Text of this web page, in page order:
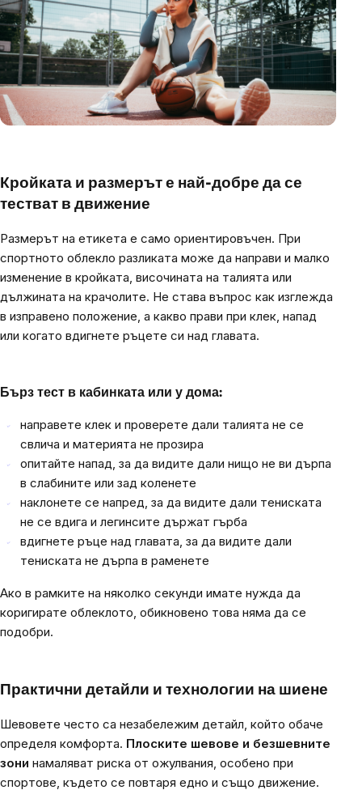
Кройката и размерът е най-добре да се
тестват в движение
Размерът на етикета е само ориентировъчен. При
спортното облекло разликата може да направи и малко
изменение в кройката, височината на талията или
дължината на крачолите. Не става въпрос как изглежда
в изправено положение, а какво прави при клек, напад
или когато вдигнете ръцете си над главата.
Бърз тест в кабинката или у дома:
направете клек и проверете дали талията не се
свлича и материята не прозира
опитайте напад, за да видите дали нищо не ви дърпа
в слабините или зад коленете
наклонете се напред, за да видите дали тениската
не се вдига и легинсите държат гърба
вдигнете ръце над главата, за да видите дали
тениската не дърпа в раменете
Ако в рамките на няколко секунди имате нужда да
коригирате облеклото, обикновено това няма да се
подобри.
Практични детайли и технологии на шиене
Шевовете често са незабележим детайл, който обаче
определя комфорта. Плоските шевове и безшевните
зони намаляват риска от ожулвания, особено при
спортове, където се повтаря едно и също движение.